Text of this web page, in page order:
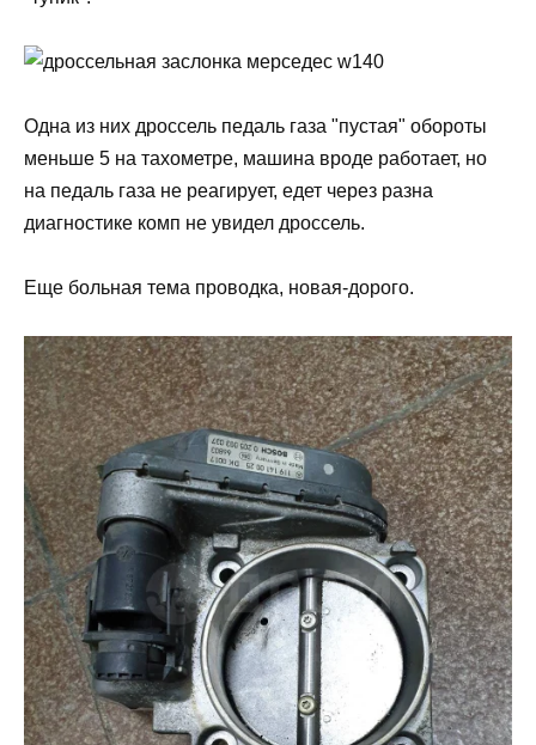
Одна из них дроссель педаль газа "пустая" обороты
меньше 5 на тахометре, машина вроде работает, но
на педаль газа не реагирует, едет через разна
диагностике комп не увидел дроссель.
Еще больная тема проводка, новая-дорого.